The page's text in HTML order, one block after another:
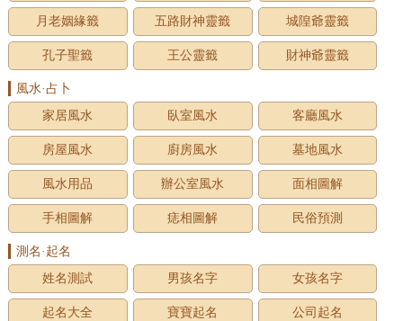
月老姻緣籤 五路財神靈籤 城隍爺靈籤
孔子聖籤 王公靈籤 財神爺靈籤
風水·占卜
家居風水
臥室風水 客廳風水
房屋風水 廚房風水 墓地風水
風水用品 辦公室風水 面相圖解
手相圖解 痣相圖解 民俗預測
測名·起名
姓名測試
男孩名字 女孩名字
起名大全 寶寶起名 公司起名